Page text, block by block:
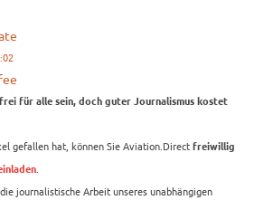
für alle sein, doch guter Journalismus kostet
gefallen hat, können Sie Aviation.Direct freiwillig
journalistische Arbeit unseres unabhängigen